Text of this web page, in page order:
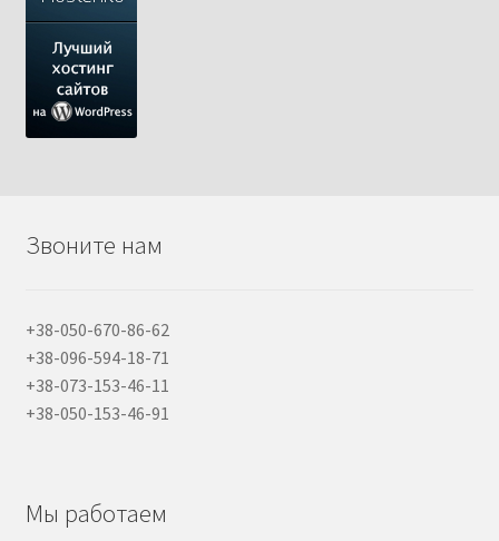
Звоните нам
+38-050-670-86-62
+38-096-594-18-71
+38-073-153-46-11
+38-050-153-46-91
Мы работаем